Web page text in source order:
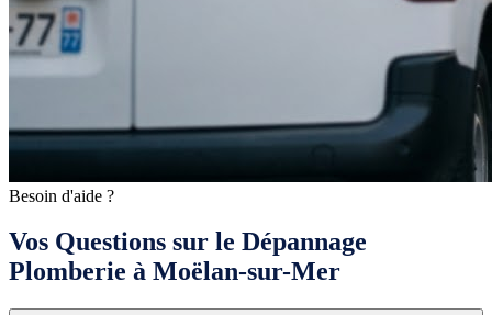
Besoin d'aide ?
Vos Questions sur le Dépannage
Plomberie à Moëlan-sur-Mer